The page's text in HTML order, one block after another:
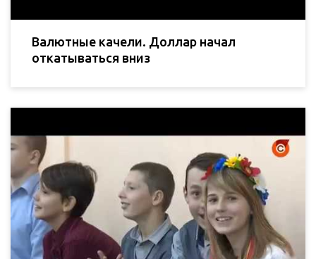
Валютные качели. Доллар начал
откатываться вниз